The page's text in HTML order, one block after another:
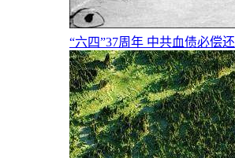
“六四”37周年 中共血债必偿还